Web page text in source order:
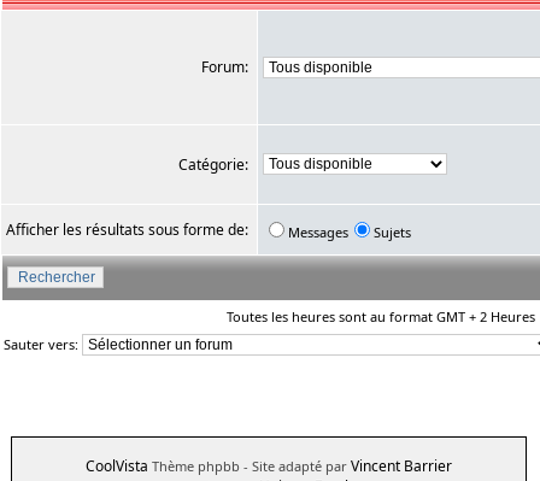
Forum:
Catégorie:
Afficher les résultats sous forme de: Messages Sujets
Toutes les heures sont au format GMT + 2 Heures
Sauter vers:
CoolVista Thème phpbb - Site adapté par Vincent Barrier